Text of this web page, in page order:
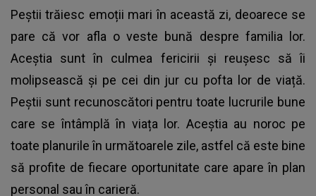
Peștii trăiesc emoții mari în această zi, deoarece se
pare că vor afla o veste bună despre familia lor.
Aceștia sunt în culmea fericirii și reușesc să îi
molipsească și pe cei din jur cu pofta lor de viață.
Peștii sunt recunoscători pentru toate lucrurile bune
care se întâmplă în viața lor. Aceștia au noroc pe
toate planurile în următoarele zile, astfel că este bine
să profite de fiecare oportunitate care apare în plan
personal sau în carieră.